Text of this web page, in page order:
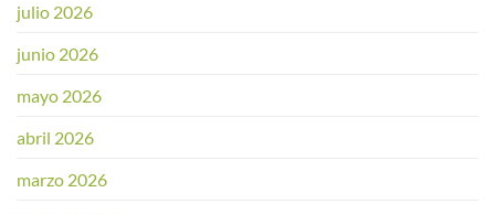
julio 2026
junio 2026
mayo 2026
abril 2026
marzo 2026